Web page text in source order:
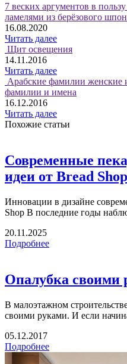
7 веских аргументов в
ламелями из берёзового
16.08.2020
Читать далее
Щит освещения
14.11.2016
Читать далее
Арабские фамилии женские
фамилии и имена
16.12.2016
Читать далее
Похожие статьи
Современные
идеи от Bread
Инновации в дизайне
Shop В последние годы
20.11.2025
Подробнее
Опалубка своими
В малоэтажном строительстве
своими руками. И если
05.12.2017
Подробнее